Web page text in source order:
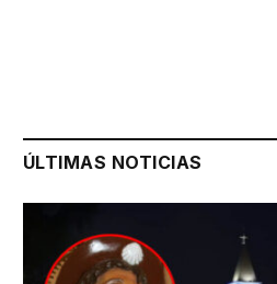
ÚLTIMAS NOTICIAS